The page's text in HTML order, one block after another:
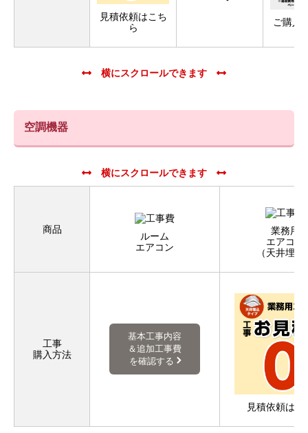
見積依頼はこち
ら
ご購入
空調機器
商品
ルーム
エアコン
業務用
エアコン
（天井埋込
工事
購入方法
基本工事内容
＆追加工事費
を確認する
見積依頼はこ